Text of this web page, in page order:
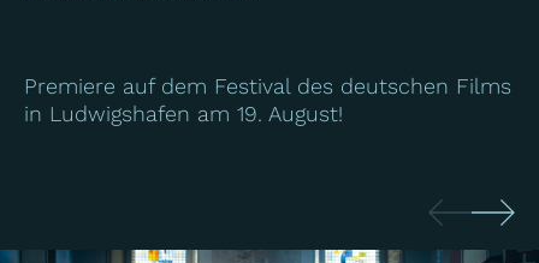
Premiere auf dem Festival des deutschen Films
in Ludwigshafen am 19. August!